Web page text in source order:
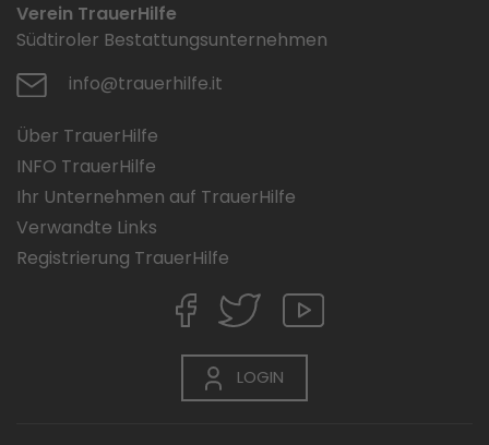
Verein TrauerHilfe
Südtiroler Bestattungsunternehmen
info@trauerhilfe.it
Über TrauerHilfe
INFO TrauerHilfe
Ihr Unternehmen auf TrauerHilfe
Verwandte Links
Registrierung TrauerHilfe
LOGIN